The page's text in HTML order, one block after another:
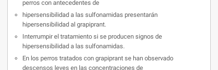
perros con antecedentes de
hipersensibilidad a las sulfonamidas presentarán
hipersensibilidad al grapiprant.
Interrumpir el tratamiento si se producen signos de
hipersensibilidad a las sulfonamidas.
En los perros tratados con grapiprant se han observado
descensos leves en las concentraciones de